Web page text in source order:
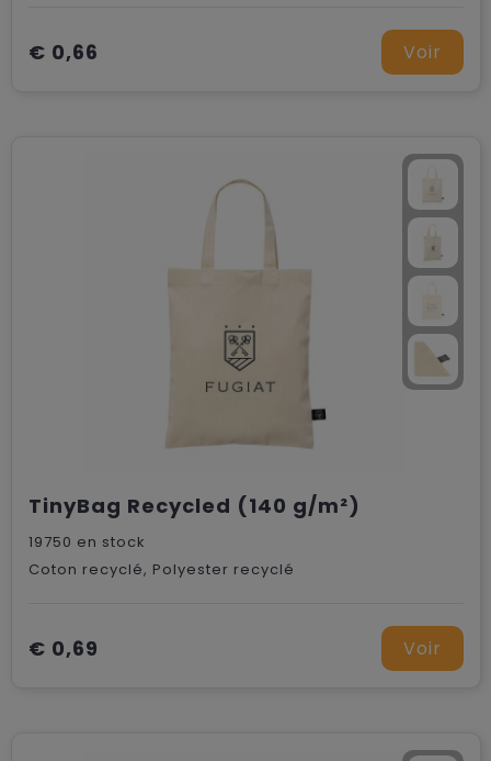
€ 0,66 Voir
TinyBag Recycled (140 g/m²)
19750 en stock
Coton recyclé, Polyester recyclé
€ 0,69 Voir